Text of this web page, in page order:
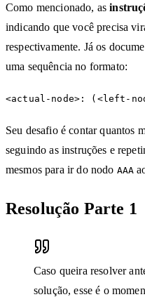
Como mencionado, as
indicando que você precisa
respectivamente. Já os
uma sequência no formato:
Seu desafio é contar quantos
seguindo as instruções e
mesmos para ir do nodo AAA
Resolução Parte 1
Caso queira resolver
solução, esse é o